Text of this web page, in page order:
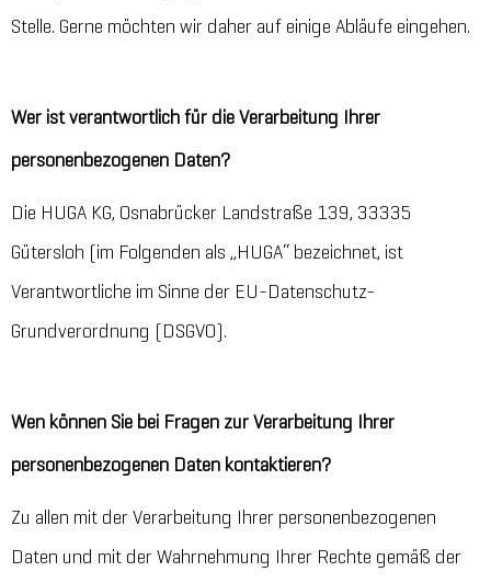
Stelle. Gerne möchten wir daher auf einige Abläufe eingehen.
Wer ist verantwortlich für die Verarbeitung Ihrer
personenbezogenen Daten?
Die HUGA KG, Osnabrücker Landstraße 139, 33335
Gütersloh (im Folgenden als „HUGA“ bezeichnet, ist
Verantwortliche im Sinne der EU-Datenschutz-
Grundverordnung (DSGVO).
Wen können Sie bei Fragen zur Verarbeitung Ihrer
personenbezogenen Daten kontaktieren?
Zu allen mit der Verarbeitung Ihrer personenbezogenen
Daten und mit der Wahrnehmung Ihrer Rechte gemäß der